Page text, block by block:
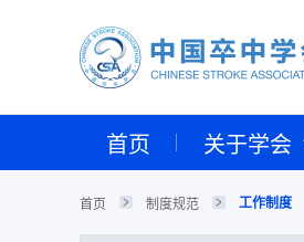
首页 关于学会
首页 制度规范 工作制度